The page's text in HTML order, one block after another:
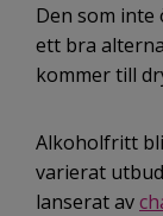
Den som inte
ett bra
kommer till
Alkoholfritt
varierat
lanserat av